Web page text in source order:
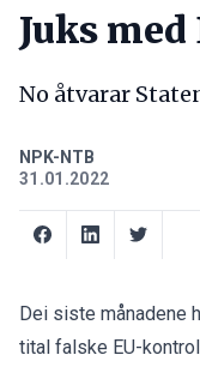
Juks
No åtvarar
NPK-NTB
31.01.2022
Dei siste månadene
tital falske EU-